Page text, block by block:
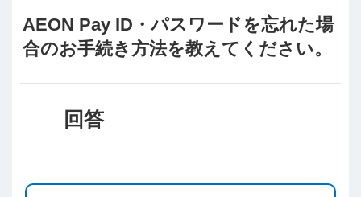
AEON Pay ID・パスワードを忘れた場
合のお手続き方法を教えてください。